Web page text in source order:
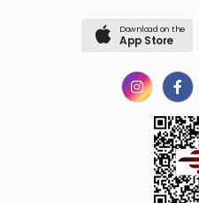
Download on the
App Store